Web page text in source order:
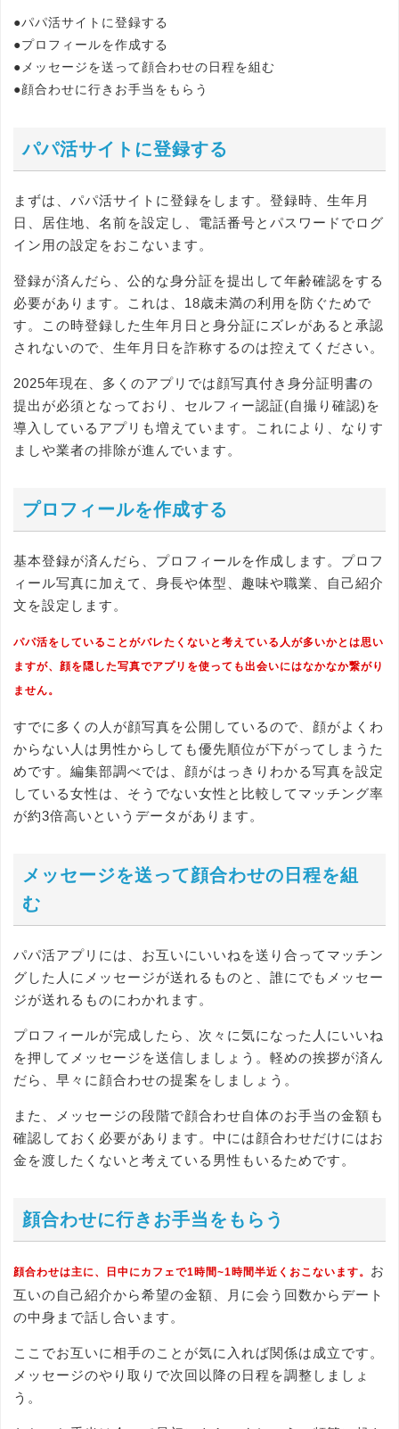
●パパ活サイトに登録する
●プロフィールを作成する
●メッセージを送って顔合わせの日程を組む
●顔合わせに行きお手当をもらう
パパ活サイトに登録する
まずは、パパ活サイトに登録をします。登録時、生年月
日、居住地、名前を設定し、電話番号とパスワードでログ
イン用の設定をおこないます。
登録が済んだら、公的な身分証を提出して年齢確認をする
必要があります。これは、18歳未満の利用を防ぐためで
す。この時登録した生年月日と身分証にズレがあると承認
されないので、生年月日を詐称するのは控えてください。
2025年現在、多くのアプリでは顔写真付き身分証明書の
提出が必須となっており、セルフィー認証(自撮り確認)を
導入しているアプリも増えています。これにより、なりす
ましや業者の排除が進んでいます。
プロフィールを作成する
基本登録が済んだら、プロフィールを作成します。プロフ
ィール写真に加えて、身長や体型、趣味や職業、自己紹介
文を設定します。
パパ活をしていることがバレたくないと考えている人が多いかとは思い
ますが、顔を隠した写真でアプリを使っても出会いにはなかなか繋がり
ません。
すでに多くの人が顔写真を公開しているので、顔がよくわ
からない人は男性からしても優先順位が下がってしまうた
めです。編集部調べでは、顔がはっきりわかる写真を設定
している女性は、そうでない女性と比較してマッチング率
が約3倍高いというデータがあります。
メッセージを送って顔合わせの日程を組
む
パパ活アプリには、お互いにいいねを送り合ってマッチン
グした人にメッセージが送れるものと、誰にでもメッセー
ジが送れるものにわかれます。
プロフィールが完成したら、次々に気になった人にいいね
を押してメッセージを送信しましょう。軽めの挨拶が済ん
だら、早々に顔合わせの提案をしましょう。
また、メッセージの段階で顔合わせ自体のお手当の金額も
確認しておく必要があります。中には顔合わせだけにはお
金を渡したくないと考えている男性もいるためです。
顔合わせに行きお手当をもらう
顔合わせは主に、日中にカフェで1時間~1時間半近くおこないます。 お
互いの自己紹介から希望の金額、月に会う回数からデート
の中身まで話し合います。
ここでお互いに相手のことが気に入れば関係は成立です。
メッセージのやり取りで次回以降の日程を調整しましょ
う。